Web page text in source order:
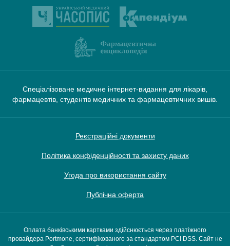
Спеціалізоване медичне інтернет-видання для лікарів,
фармацевтів, студентів медичних та фармацевтичних вишів.
Реєстраційні документи
Політика конфіденційності та захисту даних
Угода про використання сайту
Публічна оферта
Оплата банківськими картками здійснюється через платіжного
провайдера Portmone, сертифікованого за стандартом PCI DSS. Сайт не